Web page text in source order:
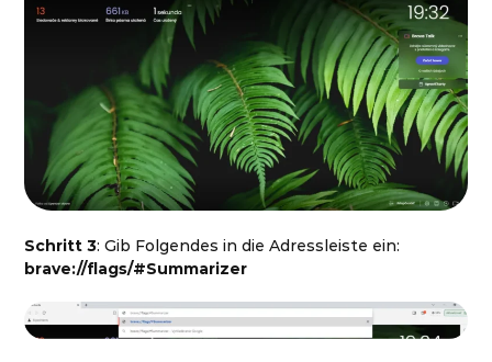
Schritt 3: Gib Folgendes in die Adressleiste ein:
brave://flags/#Summarizer